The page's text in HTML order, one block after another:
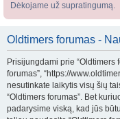
Dėkojame už supratingumą.
Oldtimers forumas -
Prisijungdami prie “Oldtimers
forumas”, “https://
nesutinkate laikytis visų šių
“Oldtimers forumas”. Bet
padarysime viską, kad jūs